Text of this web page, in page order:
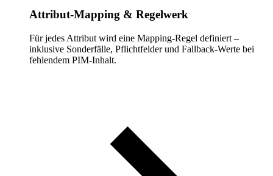
Attribut-Mapping & Regelwerk
Für jedes Attribut wird eine Mapping-Regel definiert –
inklusive Sonderfälle, Pflichtfelder und Fallback-Werte bei
fehlendem PIM-Inhalt.